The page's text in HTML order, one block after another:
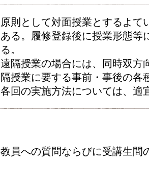
原則として対面授業とするよて
ある。履修登録後に授業形態等
る。
遠隔授業の場合には、同時双方
隔授業に要する事前・事後の各
各回の実施方法については、適
教員への質問ならびに受講生間